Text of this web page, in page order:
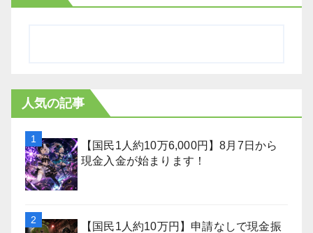
人気の記事
【国民1人約10万6,000円】8月7日から
現金入金が始まります！
【国民1人約10万円】申請なしで現金振